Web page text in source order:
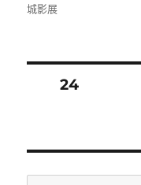
者
城影展
導
頁次24